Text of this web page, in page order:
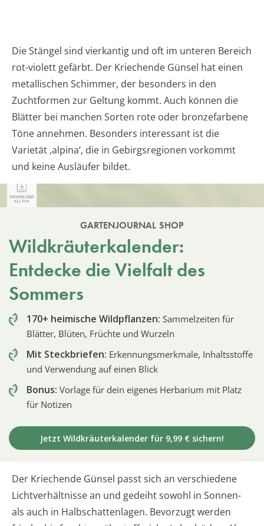
Die Stängel sind vierkantig und oft im unteren Bereich
rot-violett gefärbt. Der Kriechende Günsel hat einen
metallischen Schimmer, der besonders in den
Zuchtformen zur Geltung kommt. Auch können die
Blätter bei manchen Sorten rote oder bronzefarbene
Töne annehmen. Besonders interessant ist die
Varietät ‚alpina‘, die in Gebirgsregionen vorkommt
und keine Ausläufer bildet.
GARTENJOURNAL SHOP
Wildkräuterkalender:
Entdecke die Vielfalt des
Sommers
170+ heimische Wildpflanzen: Sammelzeiten für
Blätter, Blüten, Früchte und Wurzeln
Mit Steckbriefen: Erkennungsmerkmale, Inhaltsstoffe
und Verwendung auf einen Blick
Bonus: Vorlage für dein eigenes Herbarium mit Platz
für Notizen
Jetzt Wildkräuterkalender für 9,99 € sichern!
Der Kriechende Günsel passt sich an verschiedene
Lichtverhältnisse an und gedeiht sowohl in Sonnen-
als auch in Halbschattenlagen. Bevorzugt werden